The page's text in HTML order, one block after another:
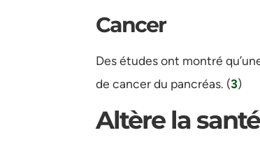
Cancer
Des études ont montré
de cancer du pancréas. (3)
Altère la